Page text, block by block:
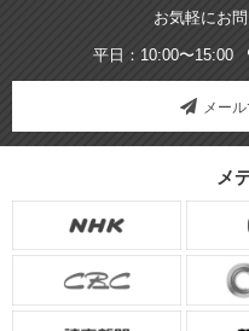
お気軽にお
平日：10:00〜15:00
メー
メ